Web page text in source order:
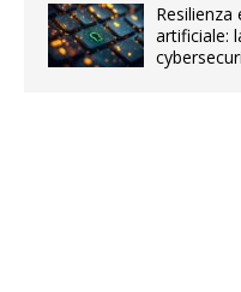
Resilienza
artificiale: